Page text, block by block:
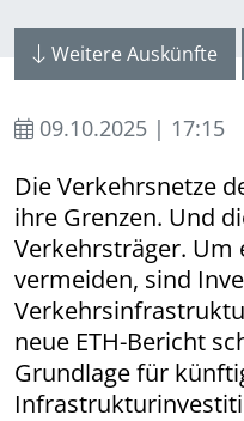
Weitere Auskünfte
09.10.2025 | 17:15
Die Verkehrsnetze
ihre Grenzen. Und
Verkehrsträger. Um
vermeiden, sind
neue ETH-Bericht
Grundlage für